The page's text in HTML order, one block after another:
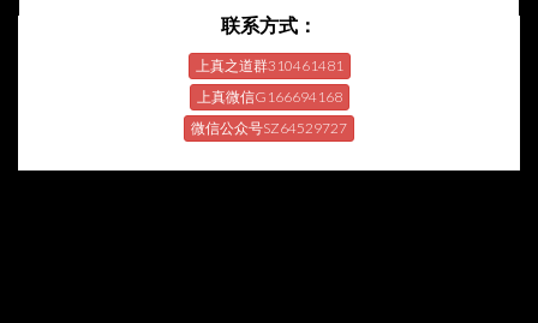
联系方式：
上真之道群310461481
上真微信G166694168
微信公众号SZ64529727